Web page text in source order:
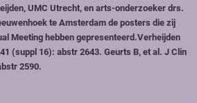
UMC Utrecht, en arts-onderzoeker drs.
te Amsterdam de posters die zij
Meeting hebben gepresenteerd.Verheijden
(suppl 16): abstr 2643. Geurts B, et al. J Clin
2590.